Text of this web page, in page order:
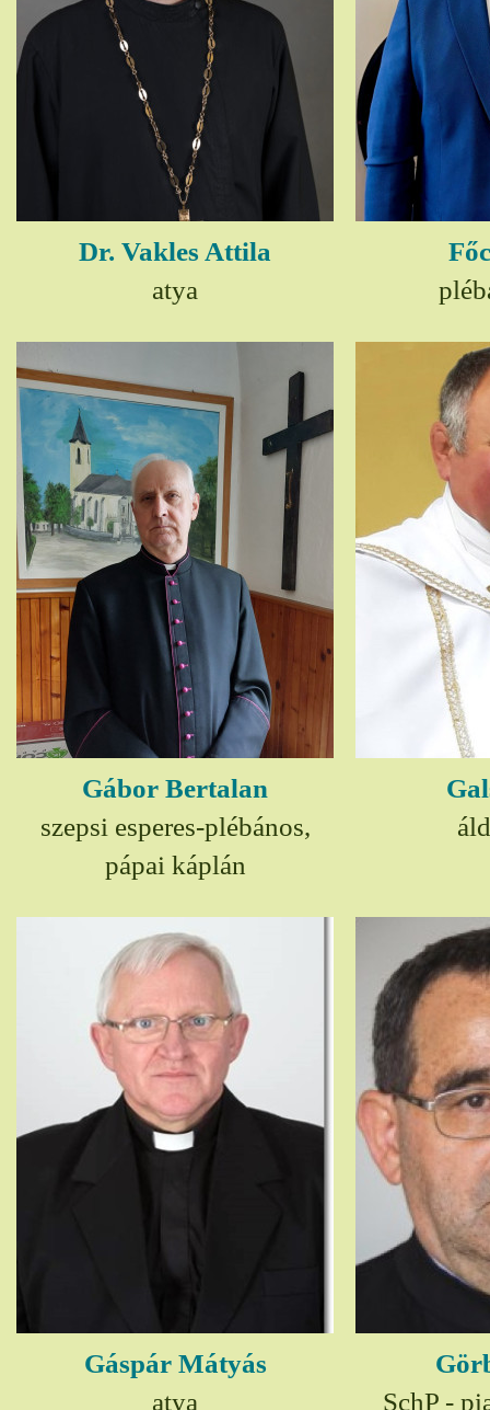
Dr. Vakles Attila
atya
Gábor Bertalan
szepsi esperes-plébános,
pápai káplán
Gáspár Mátyás
atya
SchP -